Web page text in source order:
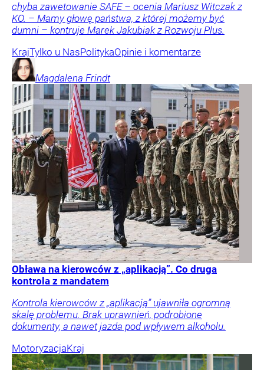
chyba zawetowanie SAFE – ocenia Mariusz Witczak z
KO. – Mamy głowę państwa, z której możemy być
dumni – kontruje Marek Jakubiak z Rozwoju Plus.
KrajTylko u NasPolitykaOpinie i komentarze
Magdalena Frindt
Obława na kierowców z „aplikacją”. Co druga
kontrola z mandatem
Kontrola kierowców z „aplikacją” ujawniła ogromną
skalę problemu. Brak uprawnień, podrobione
dokumenty, a nawet jazda pod wpływem alkoholu.
MotoryzacjaKraj